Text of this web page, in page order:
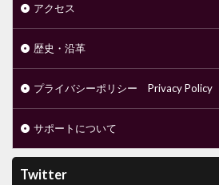
アクセス
歴史・沿革
プライバシーポリシー Privacy Policy
サポートについて
Twitter